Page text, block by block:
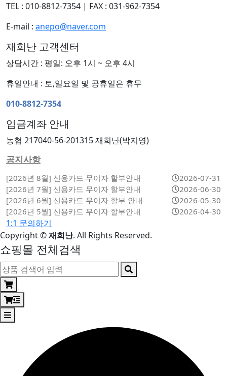
TEL : 010-8812-7354 | FAX : 031-962-7354
E-mail : anepo@naver.com
재희난 고객센터
상담시간 : 평일: 오후 1시 ~ 오후 4시
휴일안내 : 토,일요일 및 공휴일은 휴무
010-8812-7354
입금계좌 안내
농협 217040-56-201315 재희난(박지영)
공지사항
[2026년 8월] 신용카드 무이자 할부안내
2026-07-31
[2026년 7월] 신용카드 무이자 할부안내
2026-06-30
[2026년 6월] 신용카드 무이자 할부 안내
2026-05-30
[2026년 5월] 신용카드 무이자 할부안내
2026-04-30
1:1 문의하기
Copyright©재희난. All Rights Reserved.
쇼핑몰 전체검색